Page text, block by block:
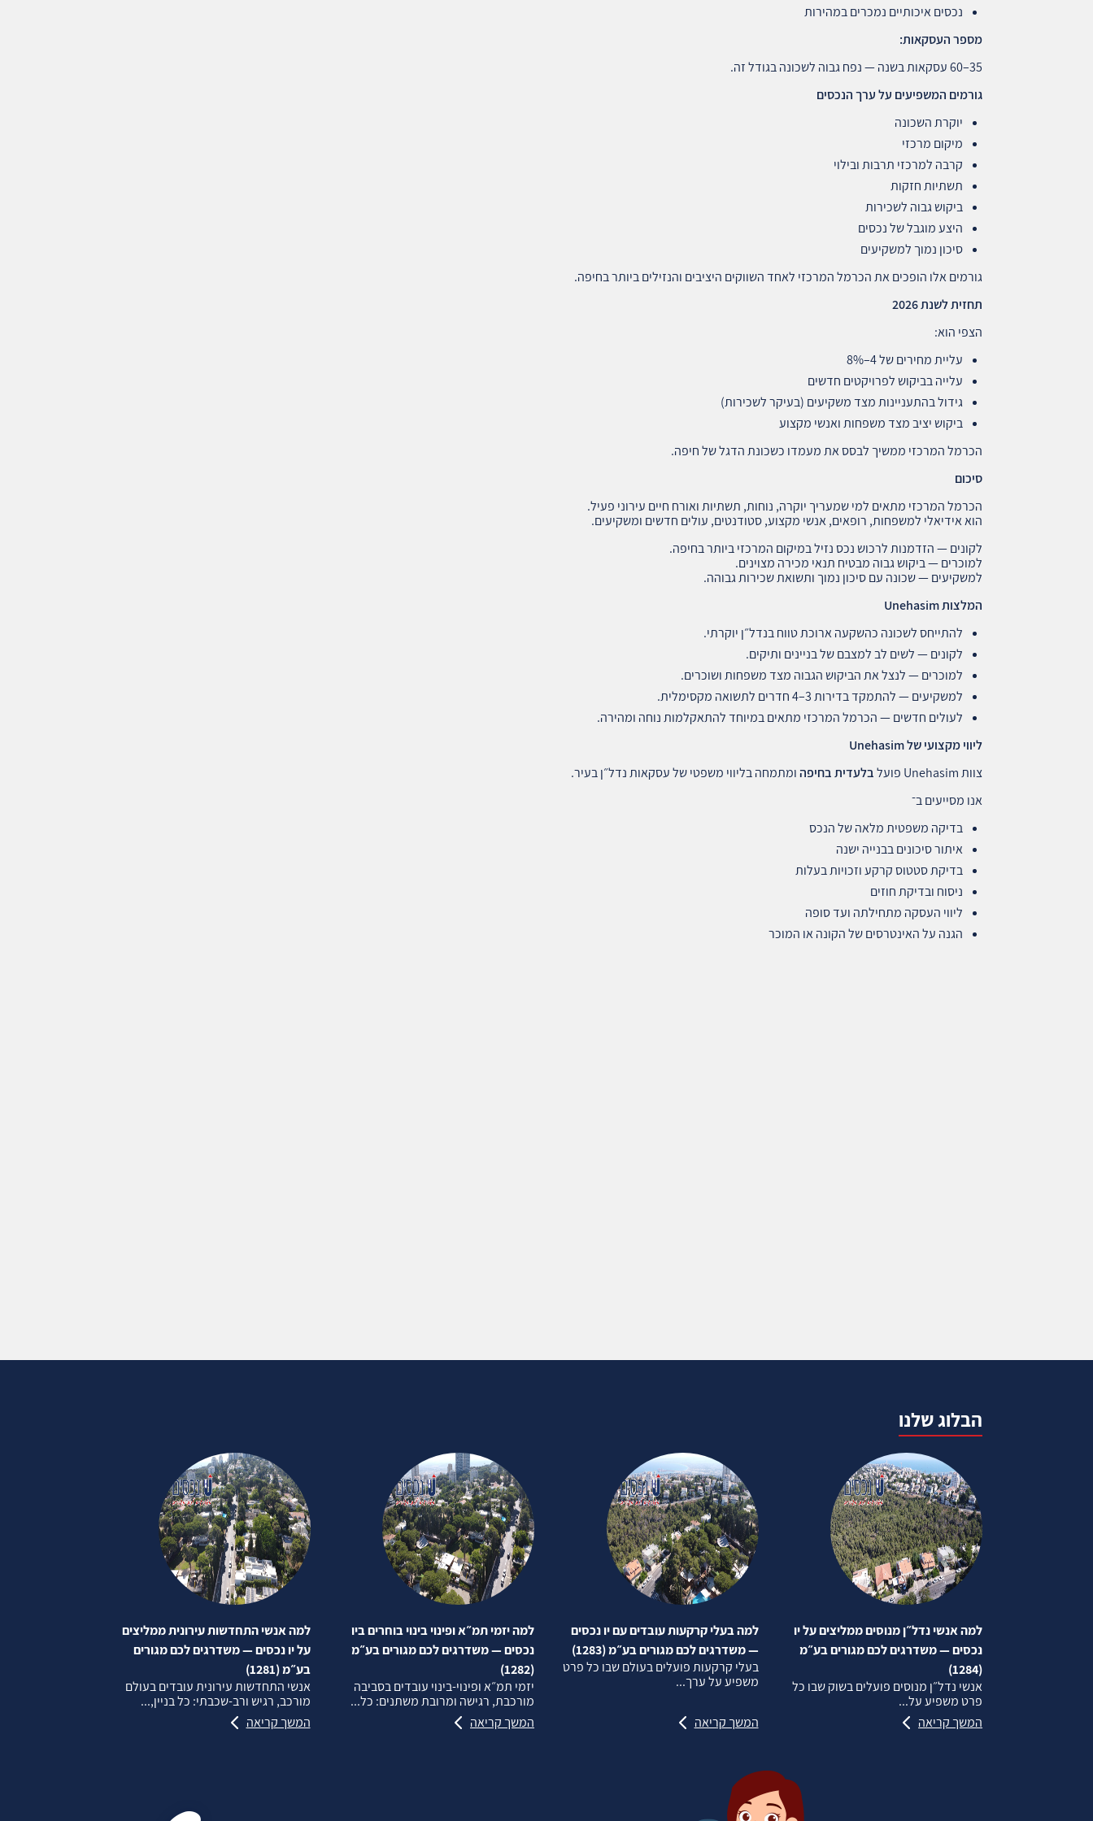
נכסים איכותיים נמכרים במהירות
מספר העסקאות:
35–60 עסקאות בשנה — נפח גבוה לשכונה בגודל זה.
גורמים המשפיעים על ערך הנכסים
יוקרת השכונה
מיקום מרכזי
קרבה למרכזי תרבות ובילוי
תשתיות חזקות
ביקוש גבוה לשכירות
היצע מוגבל של נכסים
סיכון נמוך למשקיעים
גורמים אלו הופכים את הכרמל המרכזי לאחד השווקים היציבים והנזילים ביותר בחיפה.
תחזית לשנת 2026
הצפי הוא:
עליית מחירים של 4–8%
עלייה בביקוש לפרויקטים חדשים
גידול בהתעניינות מצד משקיעים (בעיקר לשכירות)
ביקוש יציב מצד משפחות ואנשי מקצוע
הכרמל המרכזי ממשיך לבסס את מעמדו כשכונת הדגל של חיפה.
סיכום
הכרמל המרכזי מתאים למי שמעריך יוקרה, נוחות, תשתיות ואורח חיים עירוני פעיל.
הוא אידיאלי למשפחות, רופאים, אנשי מקצוע, סטודנטים, עולים חדשים ומשקיעים.
לקונים — הזדמנות לרכוש נכס נזיל במיקום המרכזי ביותר בחיפה.
למוכרים — ביקוש גבוה מבטיח תנאי מכירה מצוינים.
למשקיעים — שכונה עם סיכון נמוך ותשואת שכירות גבוהה.
המלצותUnehasim
להתייחס לשכונה כהשקעה ארוכת טווח בנדל״ן יוקרתי.
לקונים — לשים לב למצבם של בניינים ותיקים.
למוכרים — לנצל את הביקוש הגבוה מצד משפחות ושוכרים.
למשקיעים — להתמקד בדירות 3–4 חדרים לתשואה מקסימלית.
לעולים חדשים — הכרמל המרכזי מתאים במיוחד להתאקלמות נוחה ומהירה.
ליווי מקצועי שלUnehasim
צוות Unehasim פועל
בלעדית בחיפהומתמחה בליווי משפטי של עסקאות נדל״ן בעיר.
אנו מסייעים ב־
בדיקה משפטית מלאה של הנכס
איתור סיכונים בבנייה ישנה
בדיקת סטטוס קרקע וזכויות בעלות
ניסוח ובדיקת חוזים
ליווי העסקה מתחילתה ועד סופה
הגנה על האינטרסים של הקונה או המוכר
הבלוג שלנו
למה אנשי נדל״ן מנוסים ממליצים על יו
נכסים — משדרגים לכם מגורים בע״מ
(1284)
אנשי נדל״ן מנוסים פועלים בשוק שבו כל
פרט משפיע על...
המשך קריאה
למה בעלי קרקעות עובדים עם יו נכסים
— משדרגים לכם מגורים בע״מ (1283)
בעלי קרקעות פועלים בעולם שבו כל פרט
משפיע על ערך...
המשך קריאה
למה יזמי תמ״א ופינוי בינוי בוחרים ביו
נכסים — משדרגים לכם מגורים בע״מ
(1282)
יזמי תמ״א ופינוי‑בינוי עובדים בסביבה
מורכבת, רגישה ומרובת משתנים: כל...
המשך קריאה
למה אנשי התחדשות עירונית ממליצים
על יו נכסים — משדרגים לכם מגורים
בע״מ (1281)
אנשי התחדשות עירונית עובדים בעולם
מורכב, רגיש ורב‑שכבתי: כל בניין,...
המשך קריאה